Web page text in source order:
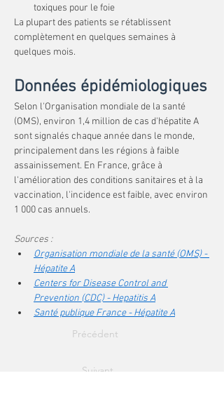
toxiques pour le foie
La plupart des patients se rétablissent
complètement en quelques semaines à
quelques mois.
Données épidémiologiques
Selon l'Organisation mondiale de la santé
(OMS), environ 1,4 million de cas d'hépatite A
sont signalés chaque année dans le monde,
principalement dans les régions à faible
assainissement. En France, grâce à
l'amélioration des conditions sanitaires et à la
vaccination, l'incidence est faible, avec environ
1 000 cas annuels.
Sources :
Organisation mondiale de la santé (OMS) -
Hépatite A
Centers for Disease Control and
Prevention (CDC) - Hepatitis A
Santé publique France - Hépatite A
Précédent
Suivant